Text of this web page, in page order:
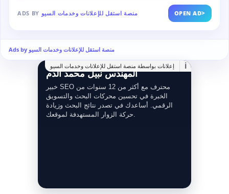
ADS BY منصة استقل للإعلانات وخدمات السيو OPEN AD>
Ads by منصة استقل للإعلانات وخدمات السيو
إعلانات بواسطة منصة استقل للإعلانات وخدمات السيو i
المهندس نبيل محمد الدم
خبير SEO محترف مع أكثر من 12 سنوات من
الخبرة في تحسين محركات البحث والتسويق
الرقمي. أساعدك في تصدر نتائج البحث وزيادة
حركة الزوار المستهدفة لموقعك.